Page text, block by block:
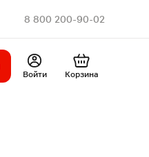
8 800 200-90-02
Войти Корзина